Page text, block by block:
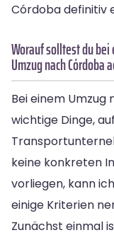
Córdoba definitiv
Worauf solltest du
Umzug nach Córdoba
Bei einem
wichtige Dinge,
keine konkreten
vorliegen, kann
einige Kriterien
Zunächst einmal